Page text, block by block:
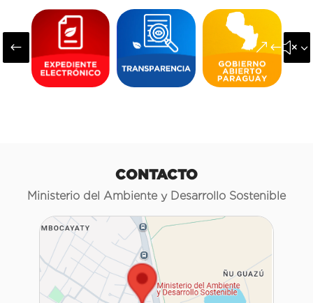
#
CONTACTO
Ministerio del Ambiente y Desarrollo Sostenible